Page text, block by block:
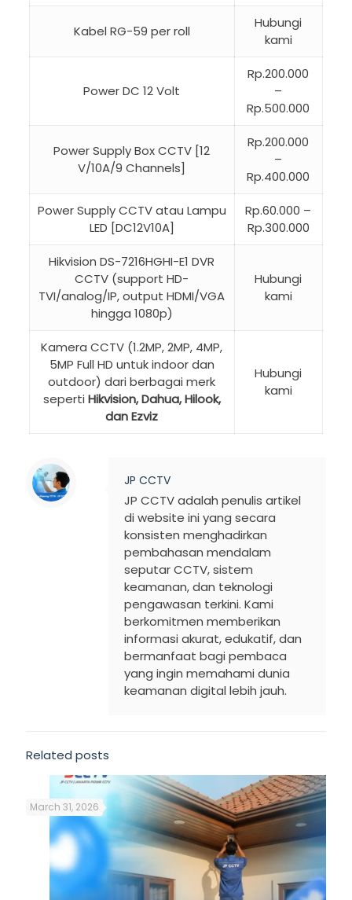
Kabel RG-59 per roll
Hubungi
kami
Power DC 12 Volt
Rp.200.000
–
Rp.500.000
Power Supply Box CCTV [12
V/10A/9 Channels]
Rp.200.000
–
Rp.400.000
Power Supply CCTV atau Lampu
LED [DC12V10A]
Rp.60.000 –
Rp.300.000
Hikvision DS-7216HGHI-E1 DVR
CCTV (support HD-
TVI/analog/IP, output HDMI/VGA
hingga 1080p)
Hubungi
kami
Kamera CCTV (1.2MP, 2MP, 4MP,
5MP Full HD untuk indoor dan
outdoor) dari berbagai merk
seperti Hikvision, Dahua, Hilook,
dan Ezviz
Hubungi
kami
JP CCTV
JP CCTV adalah penulis artikel
di website ini yang secara
konsisten menghadirkan
pembahasan mendalam
seputar CCTV, sistem
keamanan, dan teknologi
pengawasan terkini. Kami
berkomitmen memberikan
informasi akurat, edukatif, dan
bermanfaat bagi pembaca
yang ingin memahami dunia
keamanan digital lebih jauh.
Related posts
March 31, 2026